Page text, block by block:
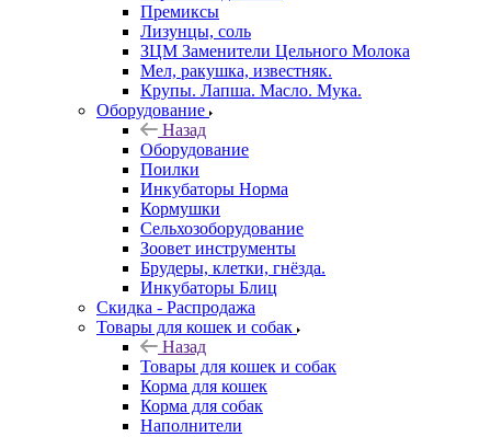
Премиксы
Лизунцы, соль
ЗЦМ Заменители Цельного Молока
Мел, ракушка, известняк.
Крупы. Лапша. Масло. Мука.
Оборудование
Назад
Оборудование
Поилки
Инкубаторы Норма
Кормушки
Сельхозоборудование
Зоовет инструменты
Брудеры, клетки, гнёзда.
Инкубаторы Блиц
Скидка - Распродажа
Товары для кошек и собак
Назад
Товары для кошек и собак
Корма для кошек
Корма для собак
Наполнители